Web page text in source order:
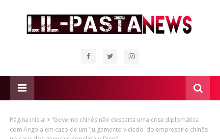
Página inicial
“Governo chinês não descarta uma crise diplomática
com Angola em caso de um 'julgamento viciado' do empresário chinês